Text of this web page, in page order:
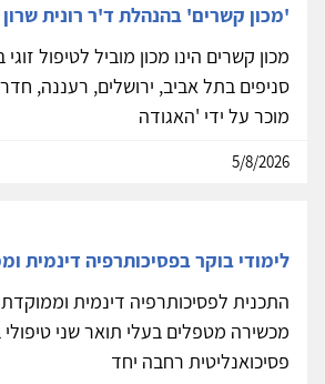
'מכון קשרים' בהנהלת ד'ר רונית
מכון קשרים הינו מכון מוביל לטיפול
סניפים בתל אביב, ירושלים, רעננה,
מוכר על ידי 'האגודה
5/8/2026
לימודי בוקר בפסיכותרפיה דינמית
התכנית לפסיכותרפיה דינמית וממוקדת
מכשירה מטפלים בעלי תואר שני
פסיכואנליטית רחבה יחד